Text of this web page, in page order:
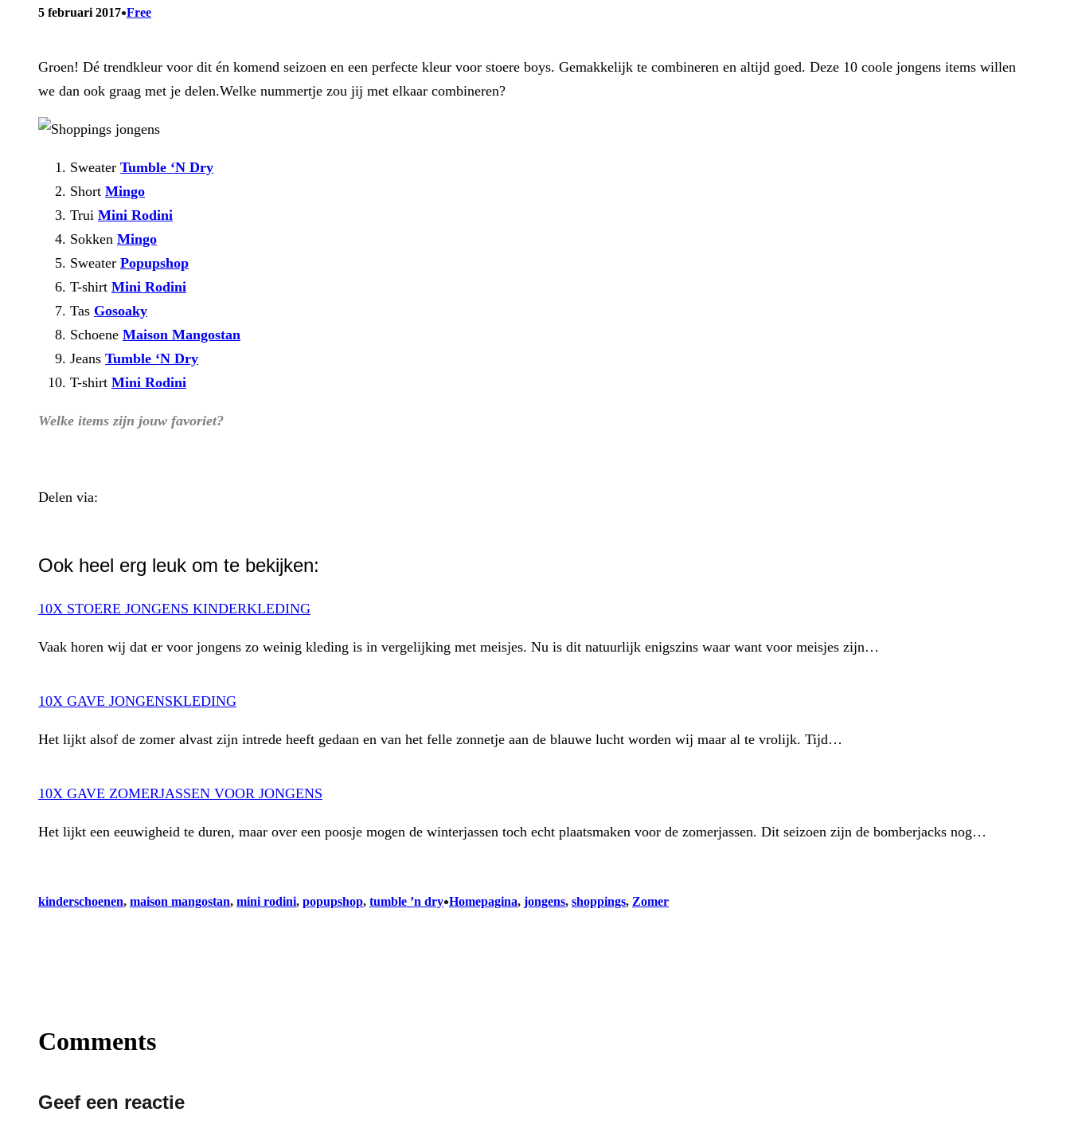
5 februari 2017•Free
Groen! Dé trendkleur voor dit én komend seizoen en een perfecte kleur voor stoere boys. Gemakkelijk te combineren en altijd goed. Deze 10 coole jongens items willen
we dan ook graag met je delen.Welke nummertje zou jij met elkaar combineren?
Sweater Tumble ‘N Dry
Short Mingo
Trui Mini Rodini
Sokken Mingo
Sweater Popupshop
T-shirt Mini Rodini
Tas Gosoaky
Schoene Maison Mangostan
Jeans Tumble ‘N Dry
T-shirt Mini Rodini
Welke items zijn jouw favoriet?
Delen via:
Ook heel erg leuk om te bekijken:
10X STOERE JONGENS KINDERKLEDING
Vaak horen wij dat er voor jongens zo weinig kleding is in vergelijking met meisjes. Nu is dit natuurlijk enigszins waar want voor meisjes zijn…
10X GAVE JONGENSKLEDING
Het lijkt alsof de zomer alvast zijn intrede heeft gedaan en van het felle zonnetje aan de blauwe lucht worden wij maar al te vrolijk. Tijd…
10X GAVE ZOMERJASSEN VOOR JONGENS
Het lijkt een eeuwigheid te duren, maar over een poosje mogen de winterjassen toch echt plaatsmaken voor de zomerjassen. Dit seizoen zijn de bomberjacks nog…
kinderschoenen, maison mangostan, mini rodini, popupshop, tumble ’n dry•Homepagina, jongens, shoppings, Zomer
Comments
Geef een reactie